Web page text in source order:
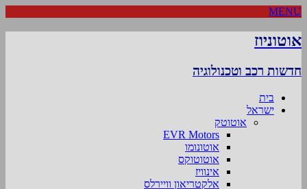
MENU
אוטוניוז
חדשות רכב וטכנולוגיה
בית
ישראל
אוטוטק
EVR Motors
אוטונומו
אוטוטוקס
אינוויז
אלקטריאון וויירלס